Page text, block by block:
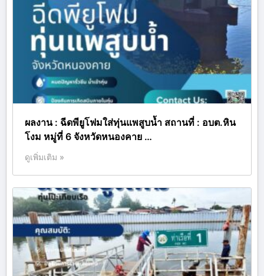
ผลงาน : ฉีดพียูโฟมใส่ทุ่นแพสูบน้ำ สถานที่ : อบต.หิน
โงม หมู่ที่ 6 จังหวัดหนองคาย …
ดูเพิ่มเติม »